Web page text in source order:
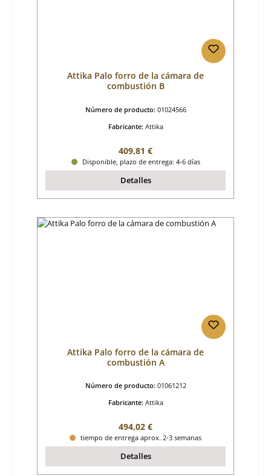
Attika Palo forro de la cámara de
combustión B
Número de producto: 01024566
Fabricante: Attika
Precio normal:
409,81 €
Disponible, plazo de entrega: 4-6 días
Detalles
Attika Palo forro de la cámara de
combustión A
Número de producto: 01061212
Fabricante: Attika
Precio normal:
494,02 €
tiempo de entrega aprox. 2-3 semanas
Detalles